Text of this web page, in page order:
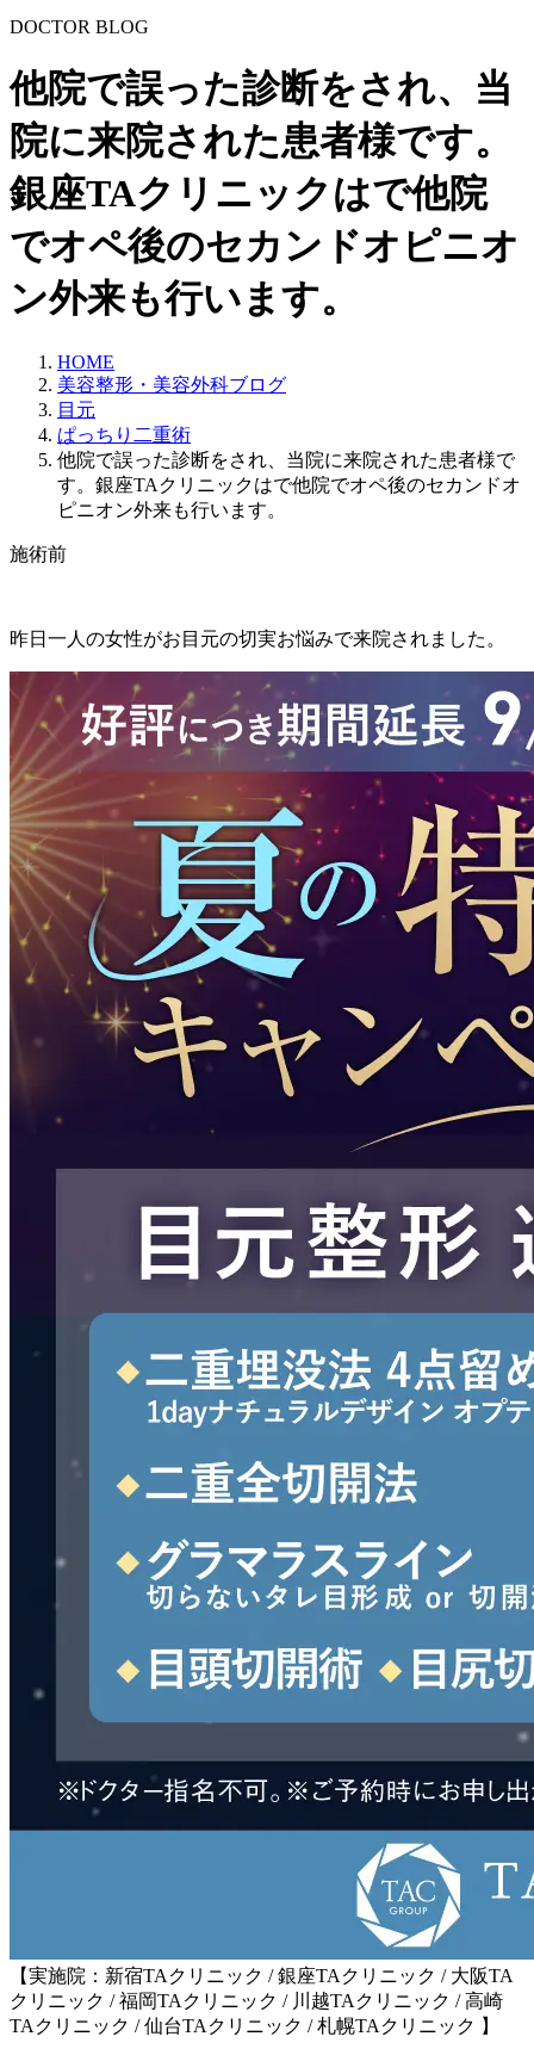
DOCTOR BLOG
他院で誤った診断をされ、当
院に来院された患者様です。
銀座TAクリニックはで他院
でオペ後のセカンドオピニオ
ン外来も行います。
HOME
美容整形・美容外科ブログ
目元
ぱっちり二重術
他院で誤った診断をされ、当院に来院された患者様で
す。銀座TAクリニックはで他院でオペ後のセカンドオ
ピニオン外来も行います。
施術前
昨日一人の女性がお目元の切実お悩みで来院されました。
【実施院：新宿TAクリニック / 銀座TAクリニック / 大阪TA
クリニック / 福岡TAクリニック / 川越TAクリニック / 高崎
TAクリニック / 仙台TAクリニック / 札幌TAクリニック 】